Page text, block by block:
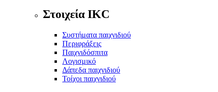
Στοιχεία IKC
Συστήματα παιχνιδιού
Περιφράξεις
Παιχνιδόσπιτα
Λογισμικό
Δάπεδα παιχνιδιού
Τοίχοι παιχνιδιού